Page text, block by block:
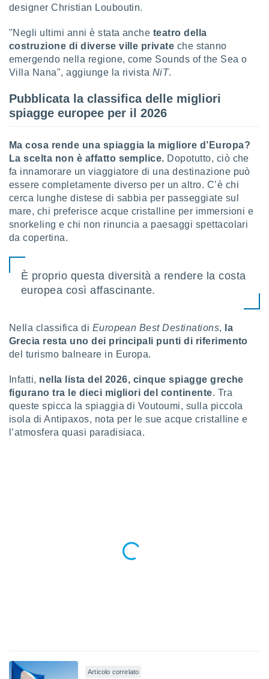
" o
cookie
il
dei
su
e/o
dati
creare
la
profili
degli
la
designer Christian Louboutin.
"Negli ultimi anni è stata anche teatro della
costruzione di diverse ville private che stanno
emergendo nella regione, come Sounds of the Sea o
Villa Nana", aggiunge la rivista NiT.
Pubblicata la classifica delle migliori
spiagge europee per il 2026
Ma cosa rende una spiaggia la migliore d’Europa?
La scelta non è affatto semplice. Dopotutto, ciò che
fa innamorare un viaggiatore di una destinazione può
essere completamente diverso per un altro. C’è chi
cerca lunghe distese di sabbia per passeggiate sul
mare, chi preferisce acque cristalline per immersioni e
snorkeling e chi non rinuncia a paesaggi spettacolari
da copertina.
È proprio questa diversità a rendere la costa
europea così affascinante.
Nella classifica di European Best Destinations,
la
Grecia resta uno dei principali punti di riferimento
del turismo balneare in Europa.
Infatti, nella lista del 2026, cinque spiagge greche
figurano tra le dieci migliori del continente. Tra
queste spicca la spiaggia di Voutoumi, sulla piccola
isola di Antipaxos, nota per le sue acque cristalline e
l’atmosfera quasi paradisiaca.
Articolo correlato